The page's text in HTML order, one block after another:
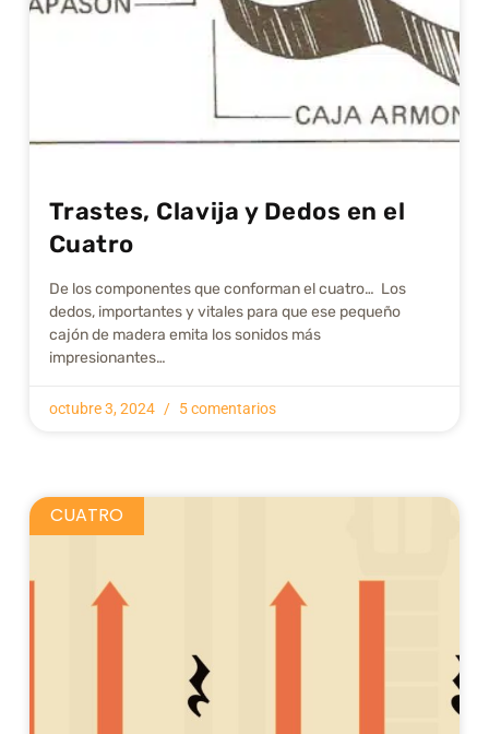
Trastes, Clavija y Dedos en el
Cuatro
De los componentes que conforman el cuatro… Los
dedos, importantes y vitales para que ese pequeño
cajón de madera emita los sonidos más
impresionantes…
octubre 3, 2024 5 comentarios
CUATRO